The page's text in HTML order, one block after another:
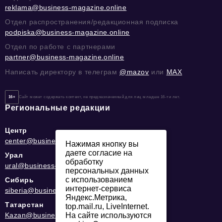
reklama@business-magazine.online
Отдел распространения/редакционная подписка
podpiska@business-magazine.online
Отдел по работе с партнерами
partner@business-magazine.online
Написать директору в телеграм @mazov или MAX
16+ Сайт может содержать контент, не предназначенный для лиц младше 16-ти лет.
Региональные редакции
Центр
center@business-magazine.online
Урал
ural@business-magazine.online
Сибирь
siberia@business-magazine.online
Татарстан
Kazan@business-magazine.online
Нажимая кнопку вы
даете согласие на
обработку
персональных данных
с использованием
интернет-сервиса
Яндекс.Метрика,
top.mail.ru, LiveInternet.
На сайте используются